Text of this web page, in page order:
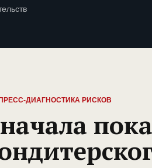
ДИАГНОСТИКА РИСКОВ